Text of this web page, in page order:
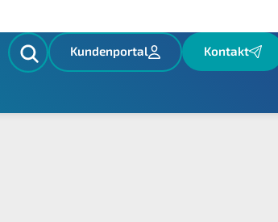
Kundenportal Kontakt